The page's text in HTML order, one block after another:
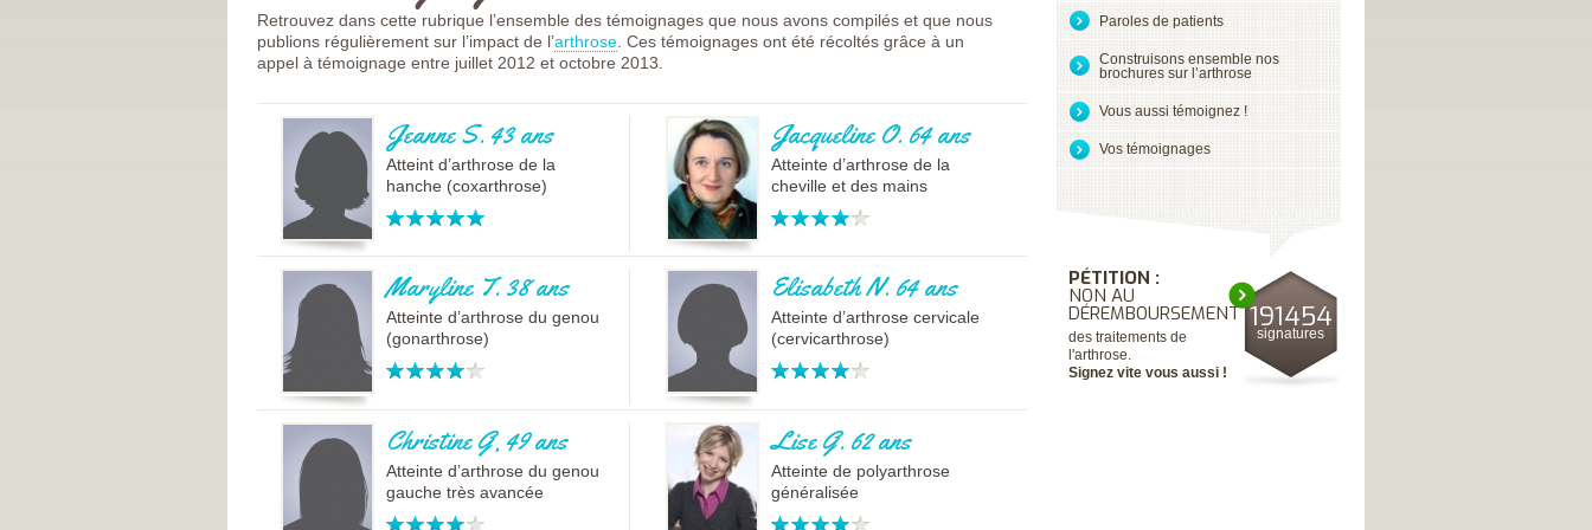
(CESPHARM)
COFEMER (COLLÈGE
ENSEIGNANTS
MÉDECINE PHYSIQUE
RÉADAPTATION MPR)
CONSEIL NATIONAL
DES EXPLOITANTS
THERMAUX
FRANCE
RHUMATISMES
CONSEIL NATIONAL
DE L’ORDRE DES
MASSEURS-
KINÉSITHÉRAPEUTES
INSTITUT UPSA DE
LA DOULEUR
ORDRE NATIONAL
DES PÉDICURES-
PODOLOGUES
SOCIÉTÉ FRANÇAISE
DE MÉDECINE
PHYSIQUE ET DE
RÉADAPTATION
SOCIÉTÉ FRANÇAISE
DE CHIRURGIE
ORTHOPÉDIQUE ET
TRAUMATOLOGIQUE
SOCIÉTÉ FRANÇAISE
DE VOTRE
DOULEUR ?
LES TRAITEMENTS
LES TRAITEMENTS
NON
MÉDICAMENTEUX
COMMENT ÉVALUER
VOTRE DOULEUR ?
VOTRE QUALITÉ DE
L’ARTHROSE AU
COMMENT LIMITER
LE HANDICAP LIÉ À
L’ARTHROSE ?
L’ARTHROSE ET LES
ACTIVITÉS
QUOTIDIENNES
HANDICAP SOCIAL ET
FAMILIAL
COMMENT ÉVALUER
VOTRE AUTONOMIE ?
VOUS AUSSI
LAISSEZ VOTRE
Retrouvez dans cette rubrique l’ensemble des témoignages que nous avons compilés et que nous
publions régulièrement sur l’impact de l’arthrose . Ces témoignages ont été récoltés grâce à un
appel à témoignage entre juillet 2012 et octobre 2013.
Jeanne S. 43 ans
Atteint d’arthrose de la
hanche (coxarthrose)
Jacqueline O. 64 ans
Atteinte d’arthrose de la
cheville et des mains
Maryline T. 38 ans
Atteinte d’arthrose du genou
(gonarthrose)
Elisabeth N. 64 ans
Atteinte d’arthrose cervicale
(cervicarthrose)
Christine G, 49 ans
Atteinte d’arthrose du genou
gauche très avancée
Lise G. 62 ans
Atteinte de polyarthrose
généralisée
Paroles de patients
Construisons ensemble nos
brochures sur l’arthrose
Vous aussi témoignez !
Vos témoignages
191454
signatures
PÉTITION :
NON AU
DÉREMBOURSEMENT
des traitements de
l'arthrose.
Signez vite vous aussi !